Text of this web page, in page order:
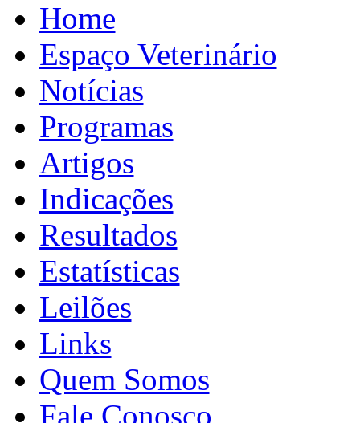
Home
Espaço Veterinário
Notícias
Programas
Artigos
Indicações
Resultados
Estatísticas
Leilões
Links
Quem Somos
Fale Conosco